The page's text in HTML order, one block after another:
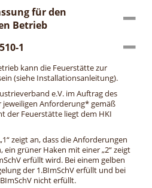
für den
Betrieb
1
kann die Feuerstätte zur
(siehe Installationsanleitung).
e.V. im Auftrag des
jeweiligen Anforderung* gemäß
der Feuerstätte liegt dem HKI
zeigt an, dass die Anforderungen
ein grüner Haken mit einer „2“ zeigt
erfüllt wird. Bei einem gelben
der 1.BImSchV erfüllt und bei
nicht erfüllt.